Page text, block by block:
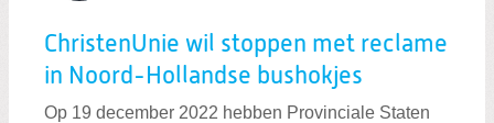
ChristenUnie wil stoppen met reclame
in Noord-Hollandse bushokjes
Op 19 december 2022 hebben Provinciale Staten